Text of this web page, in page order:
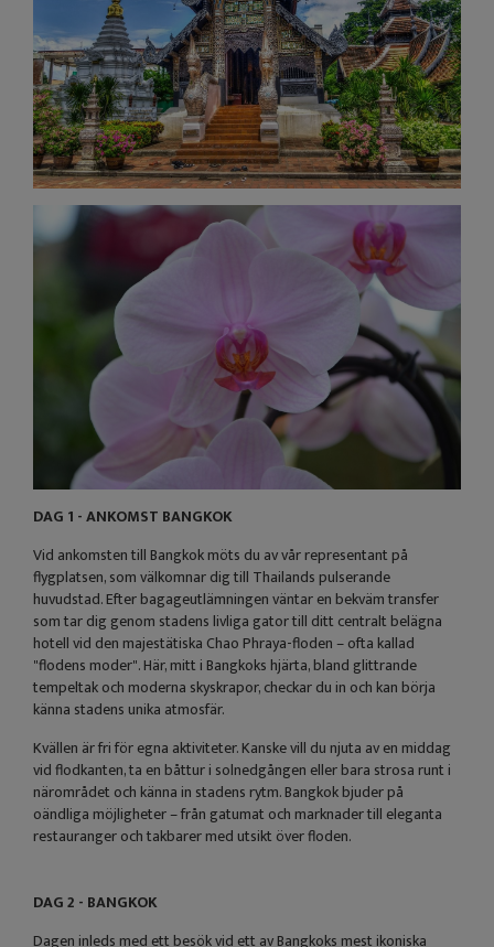
DAG 1 - ANKOMST BANGKOK
Vid ankomsten till Bangkok möts du av vår representant på
flygplatsen, som välkomnar dig till Thailands pulserande
huvudstad. Efter bagageutlämningen väntar en bekväm transfer
som tar dig genom stadens livliga gator till ditt centralt belägna
hotell vid den majestätiska Chao Phraya-floden – ofta kallad
"flodens moder". Här, mitt i Bangkoks hjärta, bland glittrande
tempeltak och moderna skyskrapor, checkar du in och kan börja
känna stadens unika atmosfär.
Kvällen är fri för egna aktiviteter. Kanske vill du njuta av en middag
vid flodkanten, ta en båttur i solnedgången eller bara strosa runt i
närområdet och känna in stadens rytm. Bangkok bjuder på
oändliga möjligheter – från gatumat och marknader till eleganta
restauranger och takbarer med utsikt över floden.
DAG 2 - BANGKOK
Dagen inleds med ett besök vid ett av Bangkoks mest ikoniska